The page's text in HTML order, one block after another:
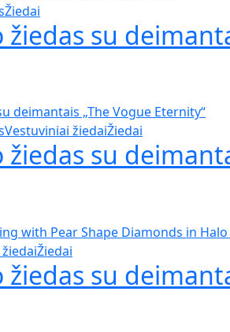
Žiedai
su
Vestuviniai žiedaiŽiedai
su
Žiedai
su